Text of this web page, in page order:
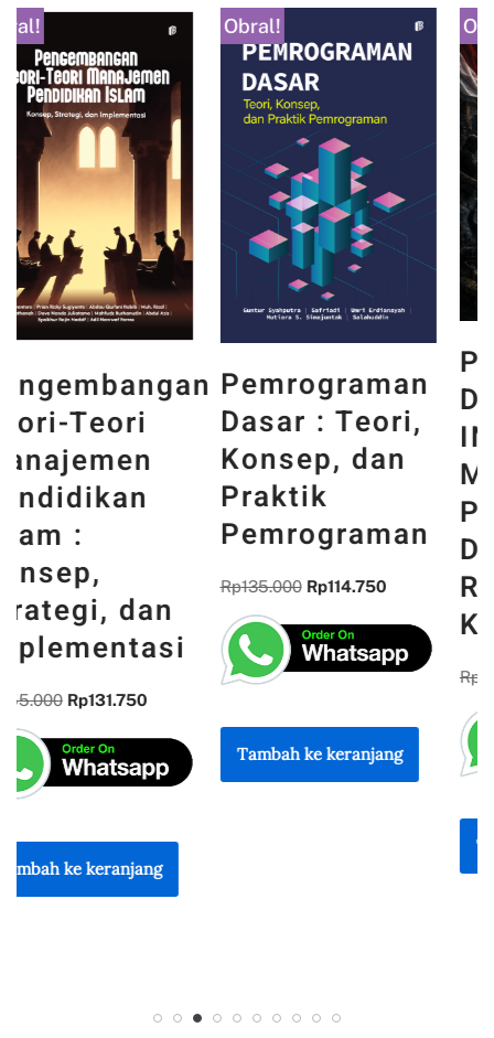
Kategori
Obral!
Pemrograman
Dasar : Teori,
Konsep, dan
Praktik
Pemrograman
Rp135.000 Rp114.750
Tambah ke keranjang
Obral!
PANCASILA
DAN WAJAH
INDONESIA :
MEMORI,
PENGALAMAN,
DAN
KEBANGSAAN